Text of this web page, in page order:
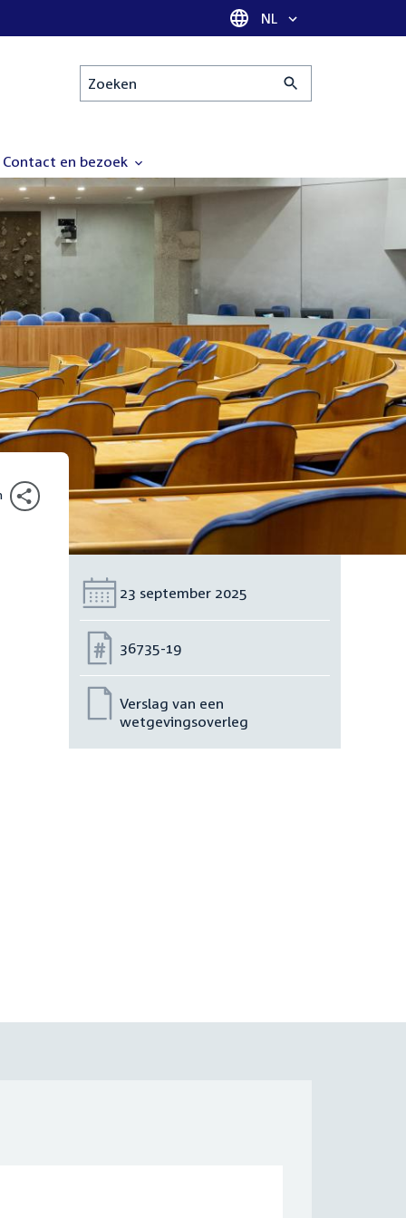
Taal selectie
NL
Zoeken
Contact en bezoek
Datum:
23 september 2025
Nummer:
36735-19
Verslag van een
wetgevingsoverleg